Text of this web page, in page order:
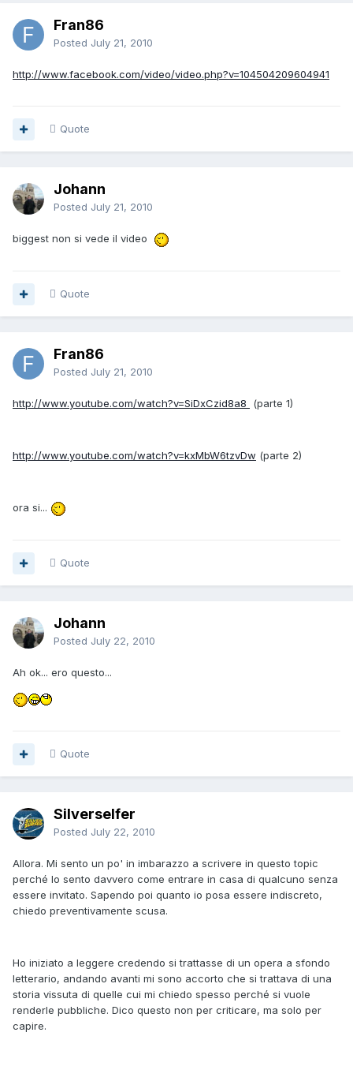
Fran86
Posted July 21, 2010
http://www.facebook.com/video/video.php?v=104504209604941
Quote
Johann
Posted July 21, 2010
biggest non si vede il video
Quote
Fran86
Posted July 21, 2010
http://www.youtube.com/watch?v=SiDxCzid8a8 (parte 1)
http://www.youtube.com/watch?v=kxMbW6tzvDw (parte 2)
ora si...
Quote
Johann
Posted July 22, 2010
Ah ok... ero questo...
Quote
Silverselfer
Posted July 22, 2010
Allora. Mi sento un po' in imbarazzo a scrivere in questo topic
perché lo sento davvero come entrare in casa di qualcuno senza
essere invitato. Sapendo poi quanto io posa essere indiscreto,
chiedo preventivamente scusa.
Ho iniziato a leggere credendo si trattasse di un opera a sfondo
letterario, andando avanti mi sono accorto che si trattava di una
storia vissuta di quelle cui mi chiedo spesso perché si vuole
renderle pubbliche. Dico questo non per criticare, ma solo per
capire.